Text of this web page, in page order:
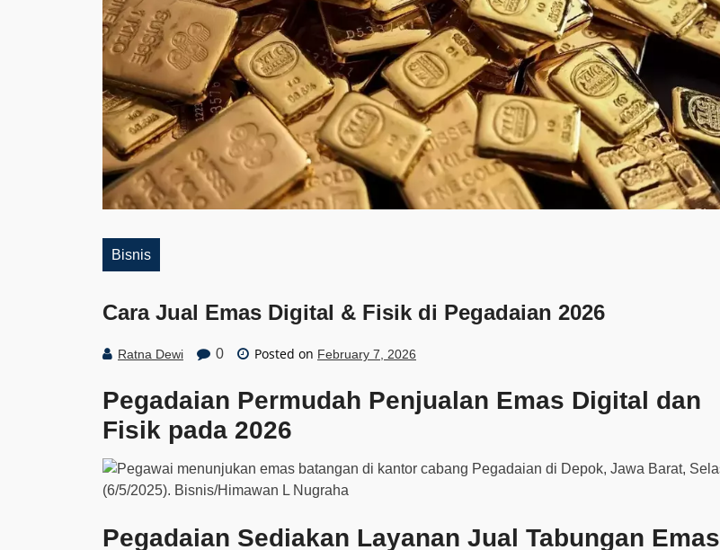
Bisnis
Cara Jual Emas Digital & Fisik di Pegadaian 2026
Ratna Dewi 0 Posted on February 7, 2026
Pegadaian Permudah Penjualan Emas Digital dan
Fisik pada 2026
Pegadaian Sediakan Layanan Jual Tabungan Emas